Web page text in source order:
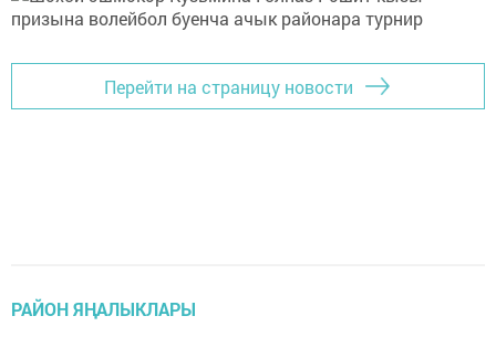
Перейти на страницу новости
РАЙОН ЯҢАЛЫКЛАРЫ